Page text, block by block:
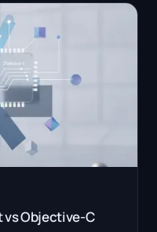
vs Objective-C